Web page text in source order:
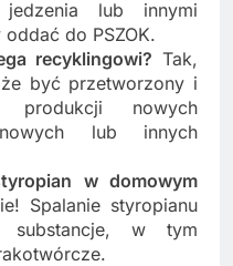
lub innymi
do PSZOK.
recyklingowi? Tak,
być przetworzony i
produkcji nowych
lub innych
w domowym
Spalanie styropianu
substancje, w tym